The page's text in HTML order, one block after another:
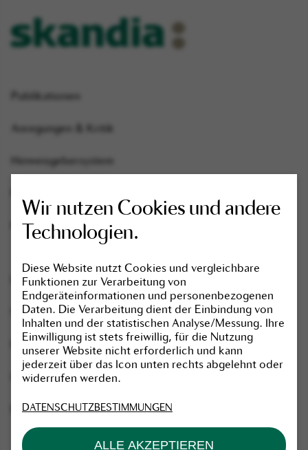
Publikationen
Anregungen & Kritik
Hinweisgebersystem
Kontakt
Datenschutzbestimmungen
Nutzungsbedingungen
Rechtliche Hinweise
Impressum
Barrierefreiheit
Wir nutzen Cookies und andere
Technologien.
Diese Website nutzt Cookies und vergleichbare
Funktionen zur Verarbeitung von
Endgeräteinformationen und personenbezogenen
Daten. Die Verarbeitung dient der Einbindung von
Inhalten und der statistischen Analyse/Messung. Ihre
Einwilligung ist stets freiwillig, für die Nutzung
unserer Website nicht erforderlich und kann
jederzeit über das Icon unten rechts abgelehnt oder
widerrufen werden.
Essenziell
Name
Anbieter
cookie_optin
Skandia
SgCookieOptin.lastPreferences
Skandia
Name Anbieter Laufzeit Zweck
DATENSCHUTZBESTIMMUNGEN
ALLE AKZEPTIEREN